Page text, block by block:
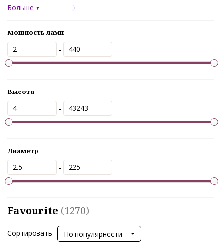
Больше
Мощность ламп
-
Высота
-
Диаметр
-
Favourite (1270)
Сортировать По популярности